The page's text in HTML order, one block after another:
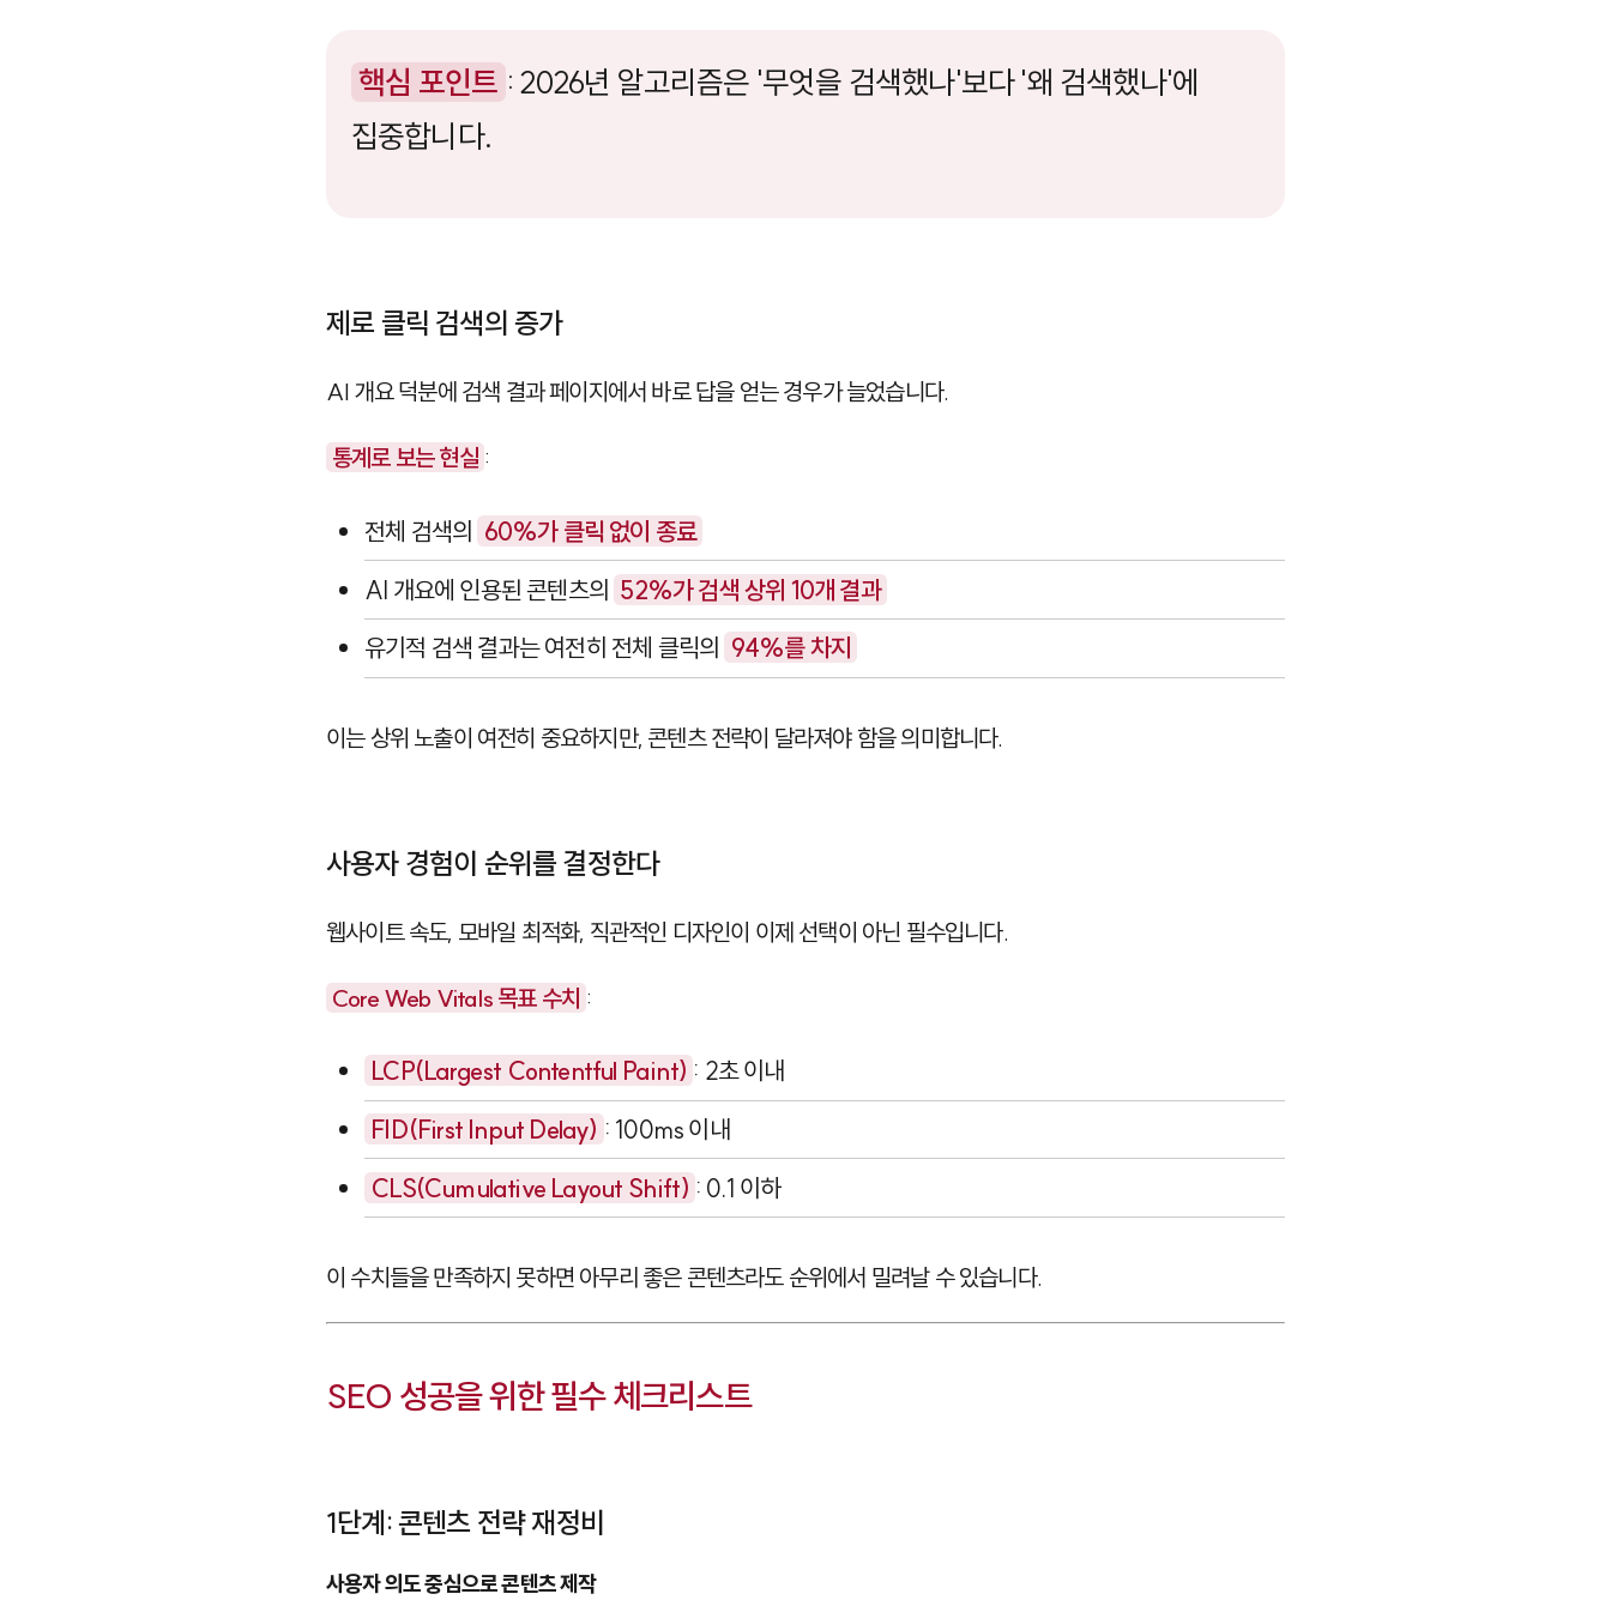
핵심 포인트 : 2026년 알고리즘은 '무엇을 검색했나'보다 '왜 검색했나'에
집중합니다.
제로 클릭 검색의 증가
AI 개요 덕분에 검색 결과 페이지에서 바로 답을 얻는 경우가 늘었습니다.
통계로 보는 현실 :
전체 검색의 60%가 클릭 없이 종료
AI 개요에 인용된 콘텐츠의 52%가 검색 상위 10개 결과
유기적 검색 결과는 여전히 전체 클릭의 94%를 차지
이는 상위 노출이 여전히 중요하지만, 콘텐츠 전략이 달라져야 함을 의미합니다.
사용자 경험이 순위를 결정한다
웹사이트 속도, 모바일 최적화, 직관적인 디자인이 이제 선택이 아닌 필수입니다.
Core Web Vitals 목표 수치 :
LCP(Largest Contentful Paint) : 2초 이내
FID(First Input Delay) : 100ms 이내
CLS(Cumulative Layout Shift) : 0.1 이하
이 수치들을 만족하지 못하면 아무리 좋은 콘텐츠라도 순위에서 밀려날 수 있습니다.
SEO 성공을 위한 필수 체크리스트
1단계: 콘텐츠 전략 재정비
사용자 의도 중심으로 콘텐츠 제작